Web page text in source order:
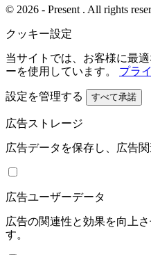
© 2026 - Present . All rights
クッキー設定
当サイトでは、お客様に最
ーを使用しています。 プラ
設定を管理する すべて承諾
広告ストレージ
広告データを保存し、広告
広告ユーザーデータ
広告の関連性と効果を向上
す。